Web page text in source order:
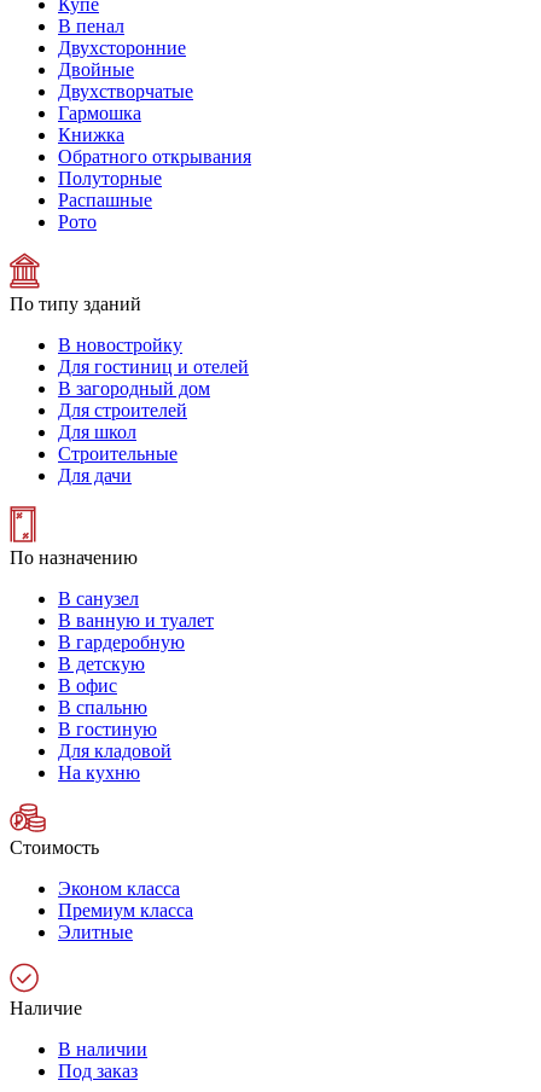
Купе
В пенал
Двухсторонние
Двойные
Двухстворчатые
Гармошка
Книжка
Обратного открывания
Полуторные
Распашные
Рото
По типу зданий
В новостройку
Для гостиниц и отелей
В загородный дом
Для строителей
Для школ
Строительные
Для дачи
По назначению
В санузел
В ванную и туалет
В гардеробную
В детскую
В офис
В спальню
В гостиную
Для кладовой
На кухню
Стоимость
Эконом класса
Премиум класса
Элитные
Наличие
В наличии
Под заказ